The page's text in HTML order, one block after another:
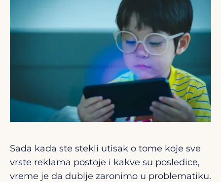
Sada kada ste stekli utisak o tome koje sve
vrste reklama postoje i kakve su posledice,
vreme je da dublje zaronimo u problematiku.